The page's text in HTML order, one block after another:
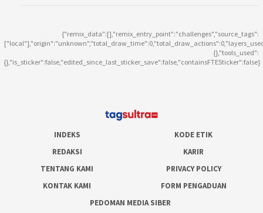
{"remix_data":[],"remix_entry_point":"challenges","source_tags":
{},"tools_used":
{},"is_sticker":false,"edited_since_last_sticker_save":false,"containsFTESticker":false}
INDEKS
KODE ETIK
REDAKSI
KARIR
TENTANG KAMI
PRIVACY POLICY
KONTAK KAMI
FORM PENGADUAN
PEDOMAN MEDIA SIBER